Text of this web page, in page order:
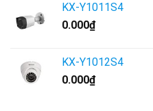
KX-Y1011S4
0.000₫
KX-Y1012S4
0.000₫